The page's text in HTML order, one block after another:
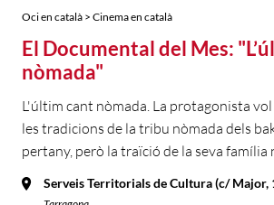
Oci en català > Cinema en català
El Documental del Mes:
nòmada"
L'últim cant nòmada. La protagonista
les tradicions de la tribu nòmada dels
pertany, però la traïció de la seva família
Serveis Territorials de Cultura (c/ Major,